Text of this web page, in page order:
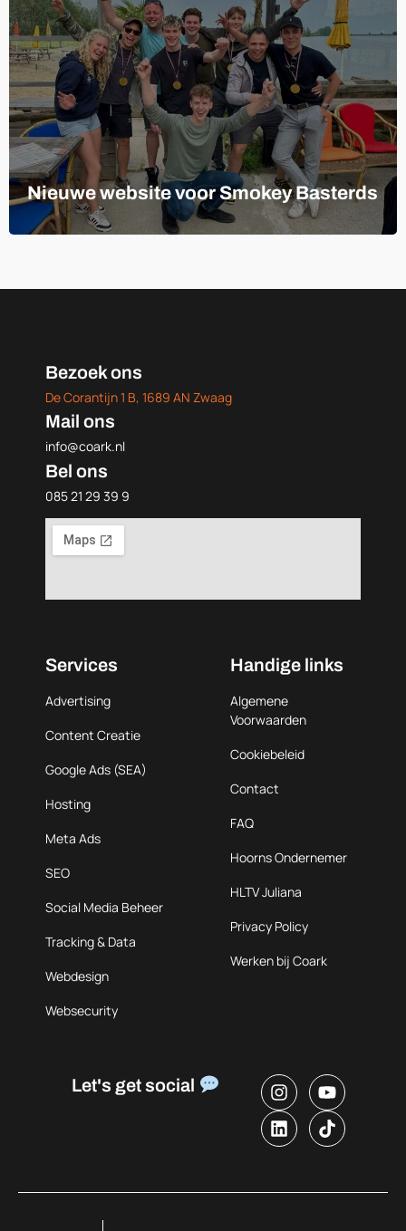
Nieuwe website voor Smokey Basterds
Bezoek ons
De Corantijn 1 B, 1689 AN Zwaag
Mail ons
info@coark.nl
Bel ons
085 21 29 39 9
Services
Advertising
Content Creatie
Google Ads (SEA)
Hosting
Meta Ads
SEO
Social Media Beheer
Tracking & Data
Webdesign
Websecurity
Handige links
Algemene
Voorwaarden
Cookiebeleid
Contact
FAQ
Hoorns Ondernemer
HLTV Juliana
Privacy Policy
Werken bij Coark
Let's get social